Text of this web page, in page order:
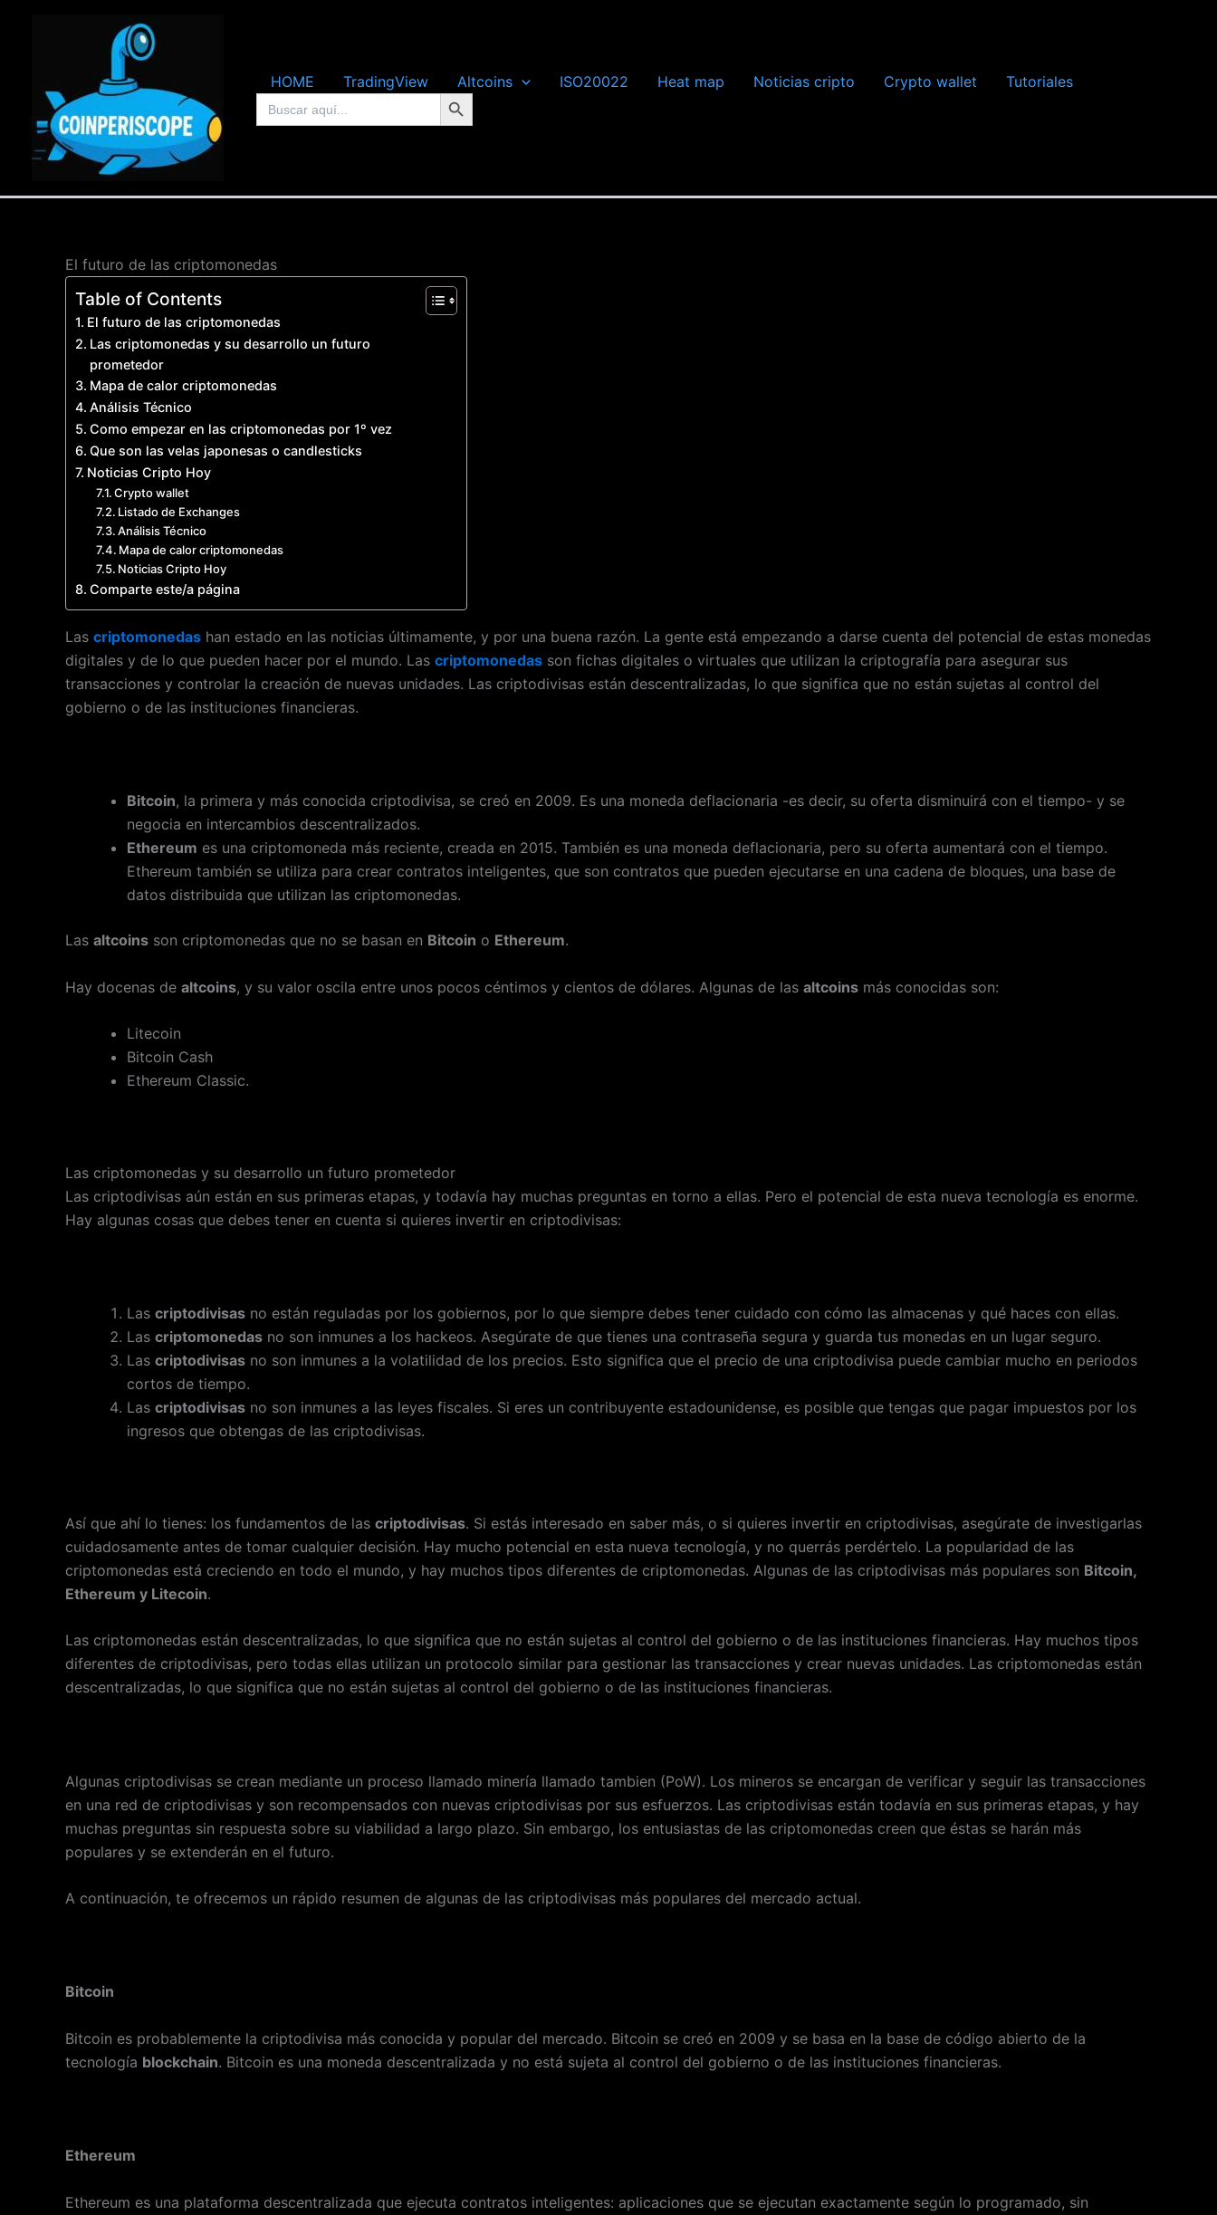
HOME
TradingView Altcoins ISO20022 Heat map Noticias cripto Crypto wallet Tutoriales
Buscar: Botón de búsqueda
El futuro de las criptomonedas
Table of Contents
El futuro de las criptomonedas
Las criptomonedas y su desarrollo un futuro
prometedor
Mapa de calor criptomonedas
Análisis Técnico
Como empezar en las criptomonedas por 1º vez
Que son las velas japonesas o candlesticks
Noticias Cripto Hoy
Crypto wallet
Listado de Exchanges
Análisis Técnico
Mapa de calor criptomonedas
Noticias Cripto Hoy
Comparte este/a página
Las criptomonedas han estado en las noticias últimamente, y por una buena razón. La gente está empezando a darse cuenta del potencial de estas monedas
digitales y de lo que pueden hacer por el mundo. Las criptomonedas son fichas digitales o virtuales que utilizan la criptografía para asegurar sus
transacciones y controlar la creación de nuevas unidades. Las criptodivisas están descentralizadas, lo que significa que no están sujetas al control del
gobierno o de las instituciones financieras.
Bitcoin, la primera y más conocida criptodivisa, se creó en 2009. Es una moneda deflacionaria -es decir, su oferta disminuirá con el tiempo- y se
negocia en intercambios descentralizados.
Ethereum es una criptomoneda más reciente, creada en 2015. También es una moneda deflacionaria, pero su oferta aumentará con el tiempo.
Ethereum también se utiliza para crear contratos inteligentes, que son contratos que pueden ejecutarse en una cadena de bloques, una base de
datos distribuida que utilizan las criptomonedas.
Las altcoins son criptomonedas que no se basan en Bitcoin o Ethereum.
Hay docenas de altcoins, y su valor oscila entre unos pocos céntimos y cientos de dólares. Algunas de las altcoins más conocidas son:
Litecoin
Bitcoin Cash
Ethereum Classic.
Las criptomonedas y su desarrollo un futuro prometedor
Las criptodivisas aún están en sus primeras etapas, y todavía hay muchas preguntas en torno a ellas. Pero el potencial de esta nueva tecnología es enorme.
Hay algunas cosas que debes tener en cuenta si quieres invertir en criptodivisas:
Las criptodivisas no están reguladas por los gobiernos, por lo que siempre debes tener cuidado con cómo las almacenas y qué haces con ellas.
Las criptomonedas no son inmunes a los hackeos. Asegúrate de que tienes una contraseña segura y guarda tus monedas en un lugar seguro.
Las criptodivisas no son inmunes a la volatilidad de los precios. Esto significa que el precio de una criptodivisa puede cambiar mucho en periodos
cortos de tiempo.
Las criptodivisas no son inmunes a las leyes fiscales. Si eres un contribuyente estadounidense, es posible que tengas que pagar impuestos por los
ingresos que obtengas de las criptodivisas.
Así que ahí lo tienes: los fundamentos de las criptodivisas. Si estás interesado en saber más, o si quieres invertir en criptodivisas, asegúrate de investigarlas
cuidadosamente antes de tomar cualquier decisión. Hay mucho potencial en esta nueva tecnología, y no querrás perdértelo. La popularidad de las
criptomonedas está creciendo en todo el mundo, y hay muchos tipos diferentes de criptomonedas. Algunas de las criptodivisas más populares son Bitcoin,
Ethereum y Litecoin.
Las criptomonedas están descentralizadas, lo que significa que no están sujetas al control del gobierno o de las instituciones financieras. Hay muchos tipos
diferentes de criptodivisas, pero todas ellas utilizan un protocolo similar para gestionar las transacciones y crear nuevas unidades. Las criptomonedas están
descentralizadas, lo que significa que no están sujetas al control del gobierno o de las instituciones financieras.
Algunas criptodivisas se crean mediante un proceso llamado minería llamado tambien (PoW). Los mineros se encargan de verificar y seguir las transacciones
en una red de criptodivisas y son recompensados con nuevas criptodivisas por sus esfuerzos. Las criptodivisas están todavía en sus primeras etapas, y hay
muchas preguntas sin respuesta sobre su viabilidad a largo plazo. Sin embargo, los entusiastas de las criptomonedas creen que éstas se harán más
populares y se extenderán en el futuro.
A continuación, te ofrecemos un rápido resumen de algunas de las criptodivisas más populares del mercado actual.
Bitcoin
Bitcoin es probablemente la criptodivisa más conocida y popular del mercado. Bitcoin se creó en 2009 y se basa en la base de código abierto de la
tecnología blockchain. Bitcoin es una moneda descentralizada y no está sujeta al control del gobierno o de las instituciones financieras.
Ethereum
Ethereum es una plataforma descentralizada que ejecuta contratos inteligentes: aplicaciones que se ejecutan exactamente según lo programado, sin